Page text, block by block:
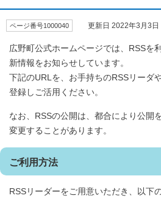
ページ番号1000040 更新日 2022年3月3日
広野町公式ホームページでは、RSSを
新情報をお知らせしています。
下記のURLを、お手持ちのRSSリーダ
登録しご活用ください。
なお、RSSの公開は、都合により公開
変更することがあります。
ご利用方法
RSSリーダーをご用意いただき、以下